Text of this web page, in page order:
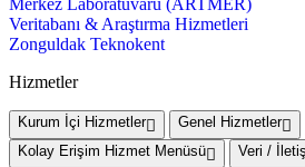
Merkez Laboratuvaru (ARTMER)
Veritabanı & Araştırma Hizmetleri
Zonguldak Teknokent
Hizmetler
Kurum İçi Hizmetler
Genel Hizmetler
Kolay Erişim Hizmet Menüsü
Veri /